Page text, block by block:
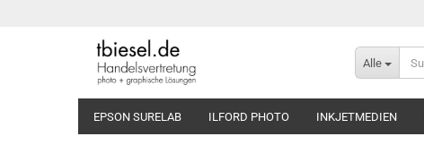
Alle
EPSON SURELAB ILFORD PHOTO INKJETMEDIEN